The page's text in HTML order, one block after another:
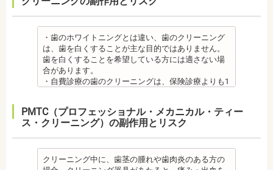
発症する場合があります。
他にも自律神経失調症になることもあります。噛み
その他
・個人差がありますが子供にとって大きなストレス
になる場合があります。装置装着後もしっかりと状
況を聞いて話し合ってください。
・矯正中、頭痛、首や肩のこり、強い倦怠感、吐き
の場合は、鎮痛剤、吐き気止め等、歯科医師の指示
のもと服用してください。
・治療の経過と治療後の見た目に個人差が大きくあ
らわれる治療です。また、歯科医師との見解の相違
も起こりえます。歯科医師とよくご相談ください。
・矯正力が強すぎると、歯の根が短くなる「歯根吸
ッ素塗布など、歯科医院でのケアも役立ちます。
・矯正中は、基本的に虫歯や歯周病の治療が行えな
いため、矯正前にこれらの治療を終わらせる必要が
あります。矯正専門の歯科の場合は、一般の歯科で
虫歯、歯周病の治療を行う必要もあります。
治療終了後
す。
・矯正終了して数か月から数年経過するとかみ合わ
せが悪くなる可能性があります。かみ合わせが悪く
なると、咀嚼障害、頭痛、肩こりを招く事がありま
また、かみ合わせのバランスが崩れることで、口が
・矯正治療中、矯正装置の周りなど、ブラッシング
（歯磨き）しにくい部分ができるため、虫歯や歯周
炎のリスクが高くなります。間食を控え、矯正治療
中に合ったブラッシング指導を歯科医師より受けて
、毎日丁寧なブラッシング、歯を清潔にしてリスク
を抑えましょう。
ッ素塗布など、歯科医院でのケアも予防に役立ちま
す。
矯正専門の歯科の場合は、一般の歯科で虫歯、歯周
病の治療を行う必要もあります。
た、インプラントを埋め込む骨の厚みを増やす手術
を行う場合、さらに期間を要することになります。
・インプラント治療を受けると定期検診、メインテ
ナンスをし続けなければいけません。人工物である
インプラントが虫歯になることはありませんが、日
ごろから丁寧なメインテナンスが必要となります。
囲炎という病気にかかる可能性があります。インプ
ラントの機能をより長く維持するために、定期検診
異なり保険適用外となります。
・インプラント治療は、お子様、妊婦の方は受けら
メタルセラミック
歯茎の境が黒く変色してしまうケースがあります。
オールセラミック
・オールセラミック治療は、本数が多いと費用が高
額となる場合が多くあります。また、陶器であり強
度は低いため、奥歯には不向きです。前歯でも欠け
てしまうこともあるため、歯ぎしりのクセがある方
はマウスピースで保護する場合もあります。
はなく、デメリットもあるため、検討される方は、
歯科医師と十分に相談しましょう。
【プロフィール】
日本大学歯学部卒業
日本歯科大学新潟生命歯学部卒業
新潟大学医歯学総合病院にて研修
都内歯科医院にて勤務
・歯のホワイトニングとは違い、歯のクリーニング
は、歯を白くすることが主な目的ではありません。
歯を白くすることを希望している方には適さない場
合があります。
・自費診療の歯のクリーニングは、保険診療よりも1
・歯のクリーニングは、歯科医院によって「クリー
ニング」と書いているところと「PMTC」と書いてい
るところがあります。PMTCは専用の機器が用いられ
るのに対し、クリーニングは歯科医院によっては歯
石を落とすスケーリングの場合や、PMTCの場合もあ
PMTC（プロフェッショナル・メカニカル・ティー
ス・クリーニング）の副作用とリスク
クリーニング中に、歯茎の腫れや歯肉炎のある方の